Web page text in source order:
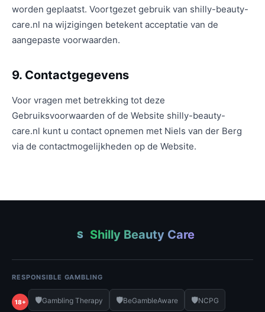
worden geplaatst. Voortgezet gebruik van shilly-beauty-
care.nl na wijzigingen betekent acceptatie van de
aangepaste voorwaarden.
9. Contactgegevens
Voor vragen met betrekking tot deze
Gebruiksvoorwaarden of de Website shilly-beauty-
care.nl kunt u contact opnemen met Niels van der Berg
via de contactmogelijkheden op de Website.
S Shilly Beauty Care
RESPONSIBLE GAMBLING
18+ 🛡️Gambling Therapy 🛡️BeGambleAware 🛡️NCPG